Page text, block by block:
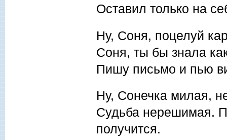
Оставил только на
Ну, Соня, поцелуй
Соня, ты бы знала
Пишу письмо и пью
Ну, Сонечка милая,
Судьба нерешимая.
получится.